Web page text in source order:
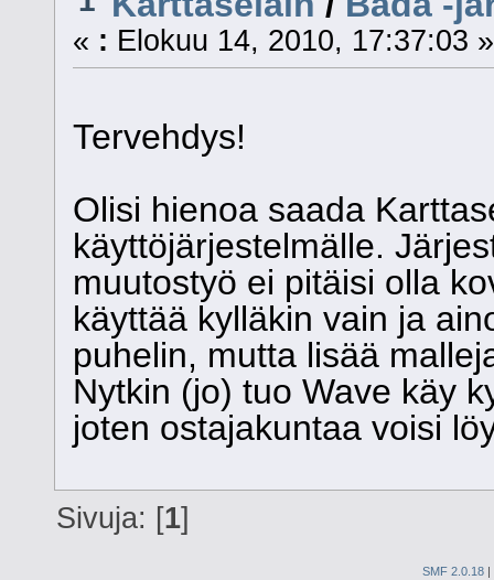
« : Elokuu 14, 2010, 17:37:03 »
Tervehdys!
Olisi hienoa saada
käyttöjärjestelmälle.
muutostyö ei pitäisi olla
käyttää kylläkin vain ja
puhelin, mutta lisää
Nytkin (jo) tuo Wave käy
joten ostajakuntaa voisi
Sivuja: [1]
SMF 2.0.18 |